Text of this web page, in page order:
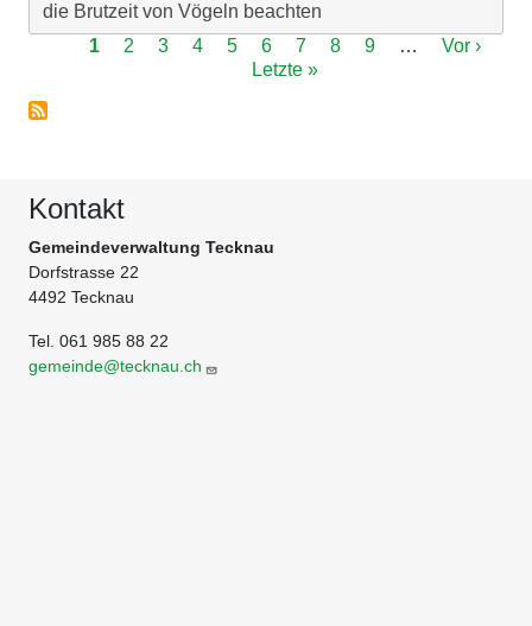
die Brutzeit von Vögeln beachten
Seitennummerierung
Aktuelle
1 Page
2 Page
3 Page
4 Page
5 Page
6 Page
7 Page
8 Page
9 …
Nächste
Vor ›
Letzte »
Kontakt
Gemeindeverwaltung Tecknau
Dorfstrasse 22
4492 Tecknau
Tel. 061 985 88 22
gemeinde@tecknau.ch